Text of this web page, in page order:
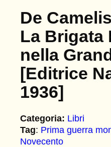
De
La Brigata
nella
[Editrice
1936]
Categoria: Libri
Tag: Prima guerra
Novecento